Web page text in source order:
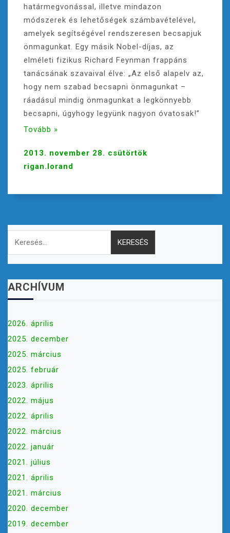
határmegvonással, illetve mindazon
módszerek és lehetőségek számbavételével,
amelyek segítségével rendszeresen becsapjuk
önmagunkat. Egy másik Nobel-díjas, az
elméleti fizikus Richard Feynman frappáns
tanácsának szavaival élve: „Az első alapelv az,
hogy nem szabad becsapni önmagunkat –
ráadásul mindig önmagunkat a legkönnyebb
becsapni, úgyhogy legyünk nagyon óvatosak!”
Tovább »
2013. november 28. csütörtök
rigan.lorand
Keresés:
ARCHÍVUM
2026. április
2025. december
2025. március
2025. február
2023. április
2022. május
2022. április
2022. március
2022. január
2021. július
2021. április
2021. március
2020. december
2019. december